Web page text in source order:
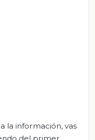
la información, vas